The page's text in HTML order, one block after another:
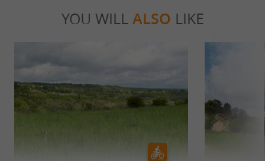
YOU WILL ALSO LIKE